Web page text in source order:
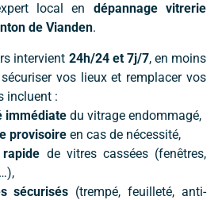
local en dépannage vitrerie
de Vianden.
intervient 24h/24 et 7j/7, en moins
vos lieux et remplacer vos
incluent :
immédiate du vitrage endommagé,
provisoire en cas de nécessité,
de vitres cassées (fenêtres,
sécurisés (trempé, feuilleté, anti-